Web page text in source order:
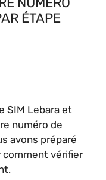
ÉTAPE
SIM Lebara et
numéro de
avons préparé
comment vérifier